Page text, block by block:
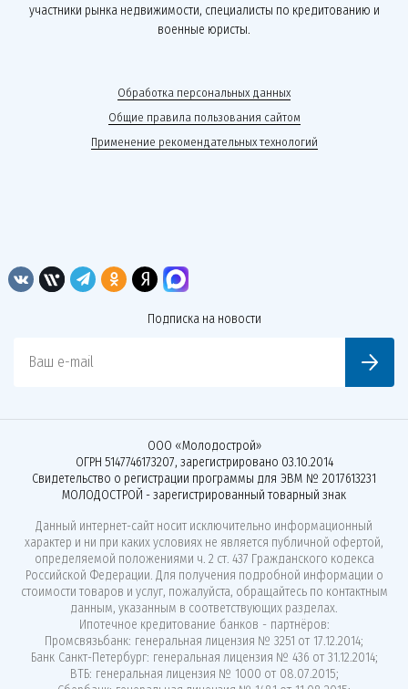
участники рынка недвижимости, специалисты по кредитованию и
военные юристы.
Обработка персональных данных
Общие правила пользования сайтом
Применение рекомендательных технологий
Подписка на новости
Ваш e-mail
ООО «Молодострой»
ОГРН 5147746173207, зарегистрировано 03.10.2014
Свидетельство о регистрации программы для ЭВМ № 2017613231
МОЛОДОСТРОЙ - зарегистрированный товарный знак
Данный интернет-сайт носит исключительно информационный
характер и ни при каких условиях не является публичной офертой,
определяемой положениями ч. 2 ст. 437 Гражданского кодекса
Российской Федерации. Для получения подробной информации о
стоимости товаров и услуг, пожалуйста, обращайтесь по контактным
данным, указанным в соответствующих разделах.
Ипотечное кредитование банков - партнёров:
Промсвязьбанк: генеральная лицензия № 3251 от 17.12.2014;
Банк Санкт-Петербург: генеральная лицензия № 436 от 31.12.2014;
ВТБ: генеральная лицензия № 1000 от 08.07.2015;